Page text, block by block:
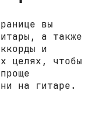
вы
а также
и
целях, чтобы
на гитаре.